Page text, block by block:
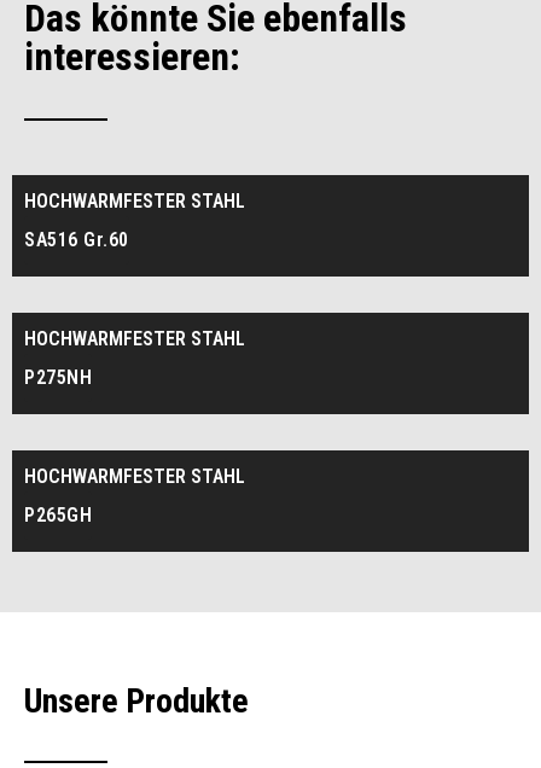
Das könnte Sie ebenfalls
interessieren:
HOCHWARMFESTER STAHL
SA516 Gr.60
HOCHWARMFESTER STAHL
P275NH
HOCHWARMFESTER STAHL
P265GH
Unsere Produkte